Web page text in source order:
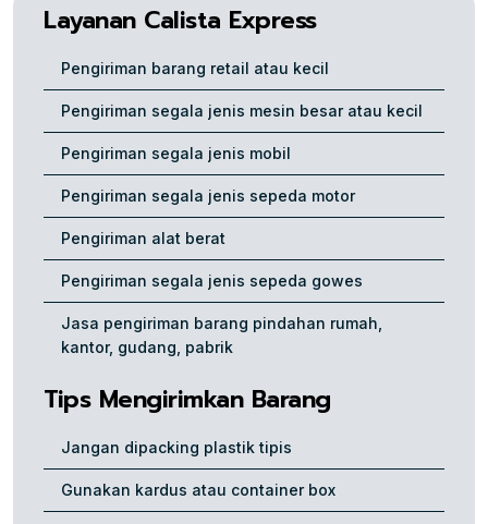
Layanan Calista Express
Pengiriman barang retail atau kecil
Pengiriman segala jenis mesin besar atau kecil
Pengiriman segala jenis mobil
Pengiriman segala jenis sepeda motor
Pengiriman alat berat
Pengiriman segala jenis sepeda gowes
Jasa pengiriman barang pindahan rumah,
kantor, gudang, pabrik
Tips Mengirimkan Barang
Jangan dipacking plastik tipis
Gunakan kardus atau container box